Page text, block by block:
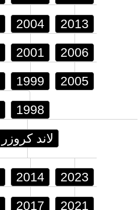
2004 2013
2001 2006
1999 2005
1998
لاند كروزر
2014 2023
2017 2021